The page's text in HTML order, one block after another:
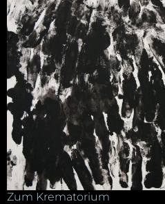
Zum Krematorium